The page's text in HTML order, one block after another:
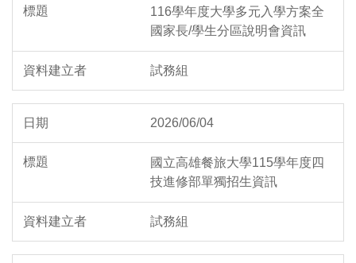
116學年度大學多元入學方案全
國家長/學生分區說明會資訊
試務組
2026/06/04
國立高雄餐旅大學115學年度四
技進修部單獨招生資訊
試務組